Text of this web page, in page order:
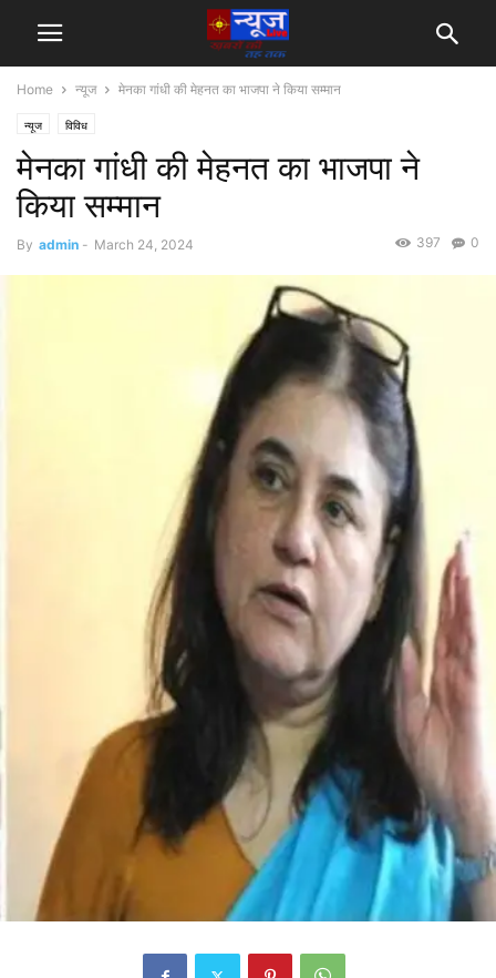
Home न्यूज मेनका गांधी की मेहनत का भाजपा ने किया सम्मान
न्यूज विविध
मेनका गांधी की मेहनत का भाजपा ने
किया सम्मान
By admin - March 24, 2024 0
397